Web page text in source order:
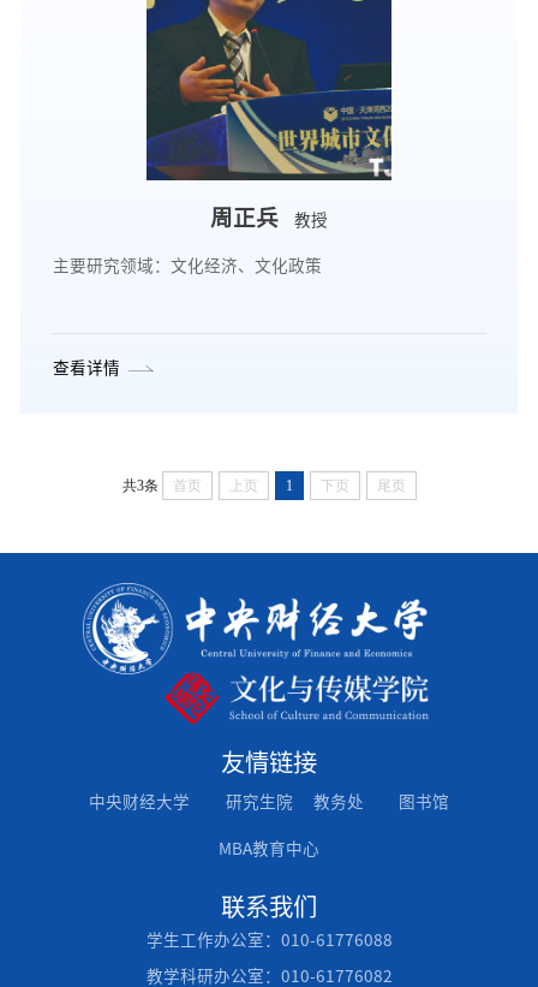
周正兵 教授
主要研究领域：文化经济、文化政策
查看详情
共3条 首页 上页 1 下页 尾页
友情链接
中央财经大学 研究生院 教务处 图书馆
MBA教育中心
联系我们
学生工作办公室：010-61776088
教学科研办公室：010-61776082